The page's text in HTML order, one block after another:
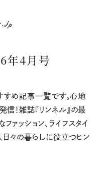
年4月号
すめ記事一覧です。心地
！雑誌『リンネル』の最
ァッション、ライフスタイ
日々の暮らしに役立つヒン